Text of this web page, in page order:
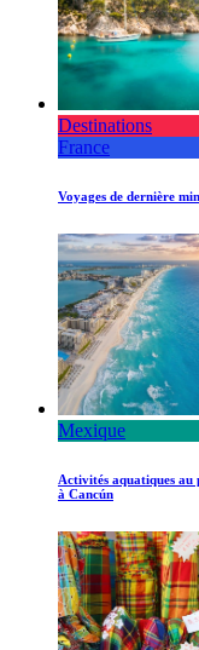
Destinations
France
Voyages de dernière
Mexique
Activités aquatiques au
à Cancún